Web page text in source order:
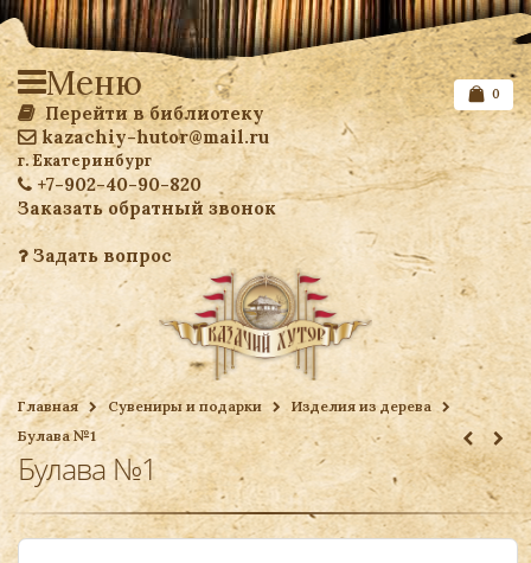
Перейти в библиотеку
kazachiy-hutor@mail.ru
г. Екатеринбург
+7-902-40-90-820
Заказать обратный звонок
Задать вопрос
Список желаемого
Ваша корзина
0
Меню
Главная Сувениры и подарки
Изделия из дерева
Булава №1
Булава №1